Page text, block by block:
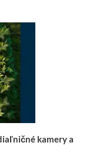
kamery a